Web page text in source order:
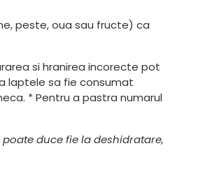
peste, oua sau fructe) ca
si hranirea incorecte pot
laptele sa fie consumat
* Pentru a pastra numarul
duce fie la deshidratare,